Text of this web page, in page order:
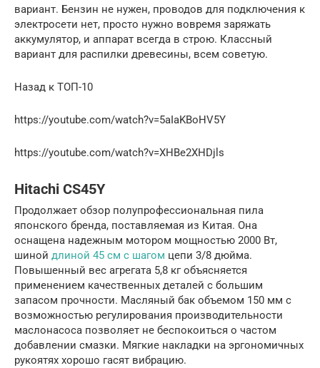
вариант. Бензин не нужен, проводов для подключения к
электросети нет, просто нужно вовремя заряжать
аккумулятор, и аппарат всегда в строю. Классный
вариант для распилки древесины, всем советую.
Назад к ТОП-10
https://youtube.com/watch?v=5aIaKBoHV5Y
https://youtube.com/watch?v=XHBe2XHDjls
Hitachi CS45Y
Продолжает обзор полупрофессиональная пила
японского бренда, поставляемая из Китая. Она
оснащена надежным мотором мощностью 2000 Вт,
шиной длиной 45 см с шагом цепи 3/8 дюйма.
Повышенный вес агрегата 5,8 кг объясняется
применением качественных деталей с большим
запасом прочности. Масляный бак объемом 150 мм с
возможностью регулирования производительности
маслонасоса позволяет не беспокоиться о частом
добавлении смазки. Мягкие накладки на эргономичных
рукоятях хорошо гасят вибрацию.